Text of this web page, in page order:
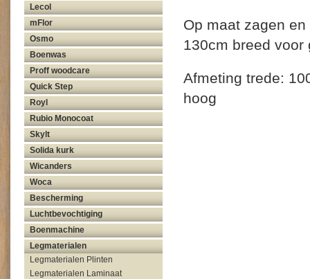
Lecol
mFlor
Osmo
Boenwas
Proff woodcare
Quick Step
Royl
Rubio Monocoat
Skylt
Solida kurk
Wicanders
Woca
Bescherming
Luchtbevochtiging
Boenmachine
Legmaterialen
Legmaterialen Plinten
Legmaterialen Laminaat
Op maat zagen
130cm breed voor
Afmeting trede:
hoog